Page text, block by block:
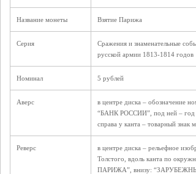
Название монеты Взятие Парижа
Серия
Сражения и знаменательные
русской армии 1813-1814 годов
Номинал 5 рублей
Аверс
в центре диска – обозначение
“БАНК РОССИИ”, под ней – год
справа у канта – товарный знак
Реверс
в центре диска – рельефное
Толстого, вдоль канта по
ПАРИЖА”, внизу: